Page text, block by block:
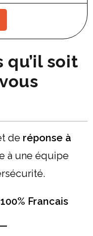
qu’il soit
de réponse à
à une équipe
Francais